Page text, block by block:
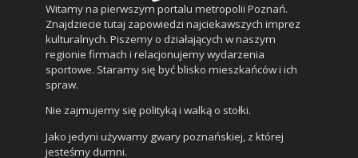
Witamy na pierwszym portalu metropolii Poznań.
Znajdziecie tutaj zapowiedzi najciekawszych imprez
kulturalnych. Piszemy o działających w naszym
regionie firmach i relacjonujemy wydarzenia
sportowe. Staramy się być blisko mieszkańców i ich
spraw.
Nie zajmujemy się polityką i walką o stołki.
Jako jedyni używamy gwary poznańskiej, z której
jesteśmy dumni.